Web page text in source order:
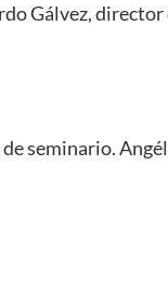
Gálvez,
seminario.